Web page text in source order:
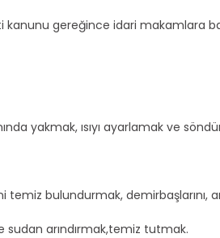
kanunu gereğince idari makamlara
yakmak, ısıyı ayarlamak ve
bulundurmak, demirbaşlarını,
sudan arındırmak,temiz tutmak.